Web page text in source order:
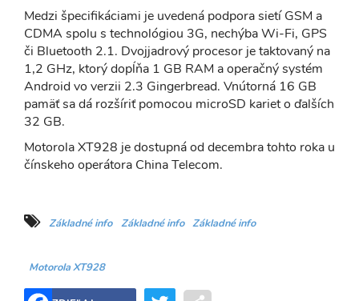
Medzi špecifikáciami je uvedená podpora sietí GSM a
CDMA spolu s technológiou 3G, nechýba Wi-Fi, GPS
či Bluetooth 2.1. Dvojjadrový procesor je taktovaný na
1,2 GHz, ktorý dopĺňa 1 GB RAM a operačný systém
Android vo verzii 2.3 Gingerbread. Vnútorná 16 GB
pamäť sa dá rozšíriť pomocou microSD kariet o ďalších
32 GB.
Motorola XT928 je dostupná od decembra tohto roka u
čínskeho operátora China Telecom.
Základné info Základné info Základné info
Motorola XT928